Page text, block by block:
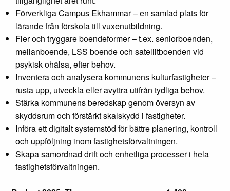
Förverkliga Campus Ekhammar – en samlad plats för
lärande från förskola till vuxenutbildning.
Fler och tryggare boendeformer – t.ex. seniorboenden,
mellanboende, LSS boende och satellitboenden vid
psykisk ohälsa, efter behov.
Inventera och analysera kommunens kulturfastigheter –
rusta upp, utveckla eller avyttra utifrån tydliga behov.
Stärka kommunens beredskap genom översyn av
skyddsrum och förstärkt skalskydd i fastigheter.
Införa ett digitalt systemstöd för bättre planering, kontroll
och uppföljning inom fastighetsförvaltningen.
Skapa samordnad drift och enhetliga processer i hela
fastighetsförvaltningen.